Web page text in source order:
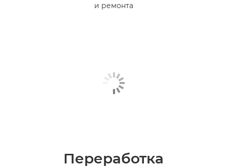
и ремонта
Переработка